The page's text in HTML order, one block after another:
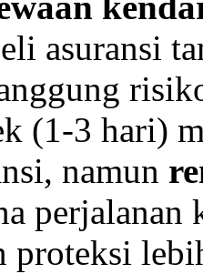
asuransi
(1-3 hari)
namun
proteksi